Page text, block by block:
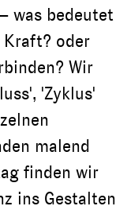
was bedeutet
Kraft? oder
Wir
'Zyklus'
malend
finden wir
ins Gestalten